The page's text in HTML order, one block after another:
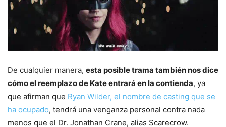
De cualquier manera, esta posible trama también nos dice
cómo el reemplazo de Kate entrará en la contienda, ya
que afirman que Ryan Wilder, el nombre de casting que se
ha ocupado, tendrá una venganza personal contra nada
menos que el Dr. Jonathan Crane, alias Scarecrow.